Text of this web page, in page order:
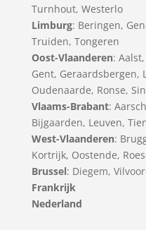
Turnhout, Westerlo
Limburg: Beringen,
Truiden, Tongeren
Oost-Vlaanderen: Aalst,
Gent, Geraardsbergen,
Oudenaarde, Ronse,
Vlaams-Brabant:
Bijgaarden, Leuven,
West-Vlaanderen:
Kortrijk, Oostende,
Brussel: Diegem,
Frankrijk
Nederland